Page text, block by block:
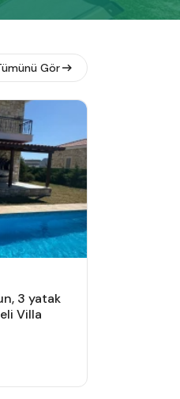
Gör
3 yatak
Villa